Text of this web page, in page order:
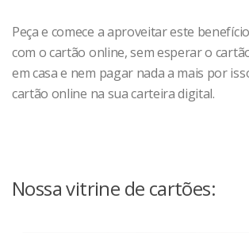
Peça e comece a aproveitar este
com o cartão online, sem esperar o
em casa e nem pagar nada a mais por
cartão online na sua carteira digital.
Nossa vitrine de cartões: